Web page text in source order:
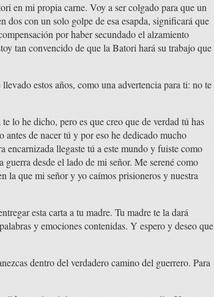
en mi propia carne. Voy a ser colgado para que un
dos con un solo golpe de esa esapda, significará que
por haber secundado el alzamiento
tan convencido de que la Batori hará su trabajo que
estos años, como una advertencia para ti: no te
lo he dicho, pero es que creo que de verdad tú has
de nacer tú y por eso he dedicado mucho
encarnizada llegaste tú a este mundo y fuiste como
desde el lado de mi señor. Me serené como
la que mi señor y yo caímos prisioneros y nuestra
esta carta a tu madre. Tu madre te la dará
y emociones contenidas. Y espero y deseo que
dentro del verdadero camino del guerrero. Para